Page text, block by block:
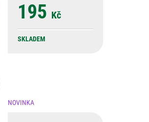
195 Kč
SKLADEM
NOVINKA